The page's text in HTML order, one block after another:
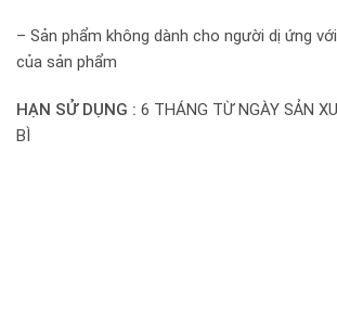
– Sản phẩm không dành cho người dị ứng
của sản phẩm
HẠN SỬ DỤNG : 6 THÁNG TỪ NGÀY SẢN
BÌ